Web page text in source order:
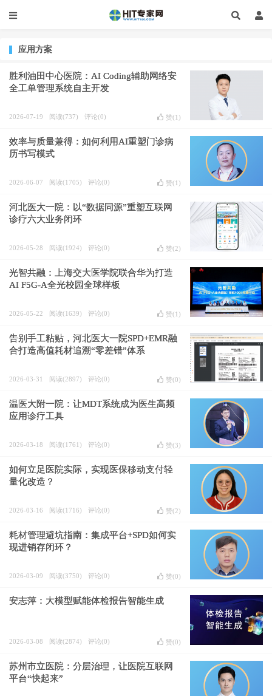
应用方案
胜利油田中心医院：AI Coding辅助网络安
全工单管理系统自主开发
2026-07-19 阅读(737) 评论(0) 赞(1 )
效率与质量兼得：如何利用AI重塑门诊病
历书写模式
2026-06-07 阅读(1705) 评论(0) 赞(1 )
河北医大一院：以“数据同源”重塑互联网
诊疗六大业务闭环
2026-05-28 阅读(1924) 评论(0) 赞(2)
光智共融：上海交大医学院联合华为打造
AI F5G-A全光校园全球样板
2026-05-22 阅读(1639) 评论(0) 赞(1 )
告别手工粘贴，河北医大一院SPD+EMR融
合打造高值耗材追溯“零差错”体系
2026-03-31 阅读(2897) 评论(0) 赞(0)
温医大附一院：让MDT系统成为医生高频
应用诊疗工具
2026-03-18 阅读(1761) 评论(0) 赞(3)
如何立足医院实际，实现医保移动支付轻
量化改造？
2026-03-16 阅读(1716) 评论(0) 赞(2)
耗材管理避坑指南：集成平台+SPD如何实
现进销存闭环？
2026-03-09 阅读(3750) 评论(0) 赞(0)
安志萍：大模型赋能体检报告智能生成
2026-03-08 阅读(2874) 评论(0) 赞(0)
苏州市立医院：分层治理，让医院互联网
平台“快起来”